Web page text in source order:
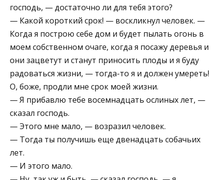
господь, — достаточно ли для тебя этого?
— Какой короткий срок! — воскликнул человек. —
Когда я построю себе дом и будет пылать огонь в
моем собственном очаге, когда я посажу деревья и
они зацветут и станут приносить плоды и я буду
радоваться жизни, — тогда-то я и должен умереть!
О, боже, продли мне срок моей жизни.
— Я прибавлю тебе восемнадцать ослиных лет, —
сказал господь.
— Этого мне мало, — возразил человек.
— Тогда ты получишь еще двенадцать собачьих
лет.
— И этого мало.